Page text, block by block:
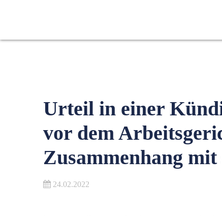
Urteil in einer
vor dem
Zusammenhang
24.02.2022